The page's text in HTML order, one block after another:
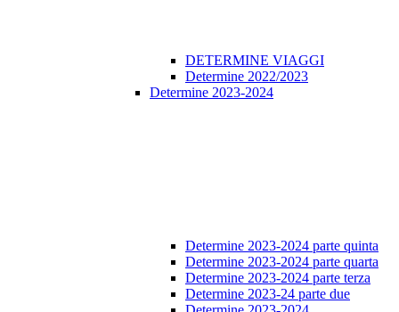
DETERMINE VIAGGI
Determine 2022/2023
Determine 2023-2024
Determine 2023-2024 parte quinta
Determine 2023-2024 parte quarta
Determine 2023-2024 parte terza
Determine 2023-24 parte due